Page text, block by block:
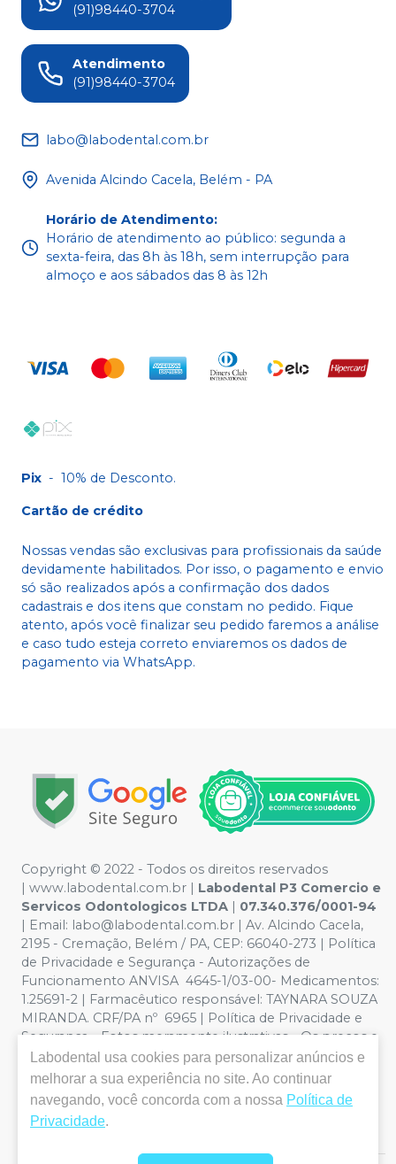
(91)98440-3704
Atendimento
(91)98440-3704
labo@labodental.com.br
Avenida Alcindo Cacela, Belém - PA
Horário de Atendimento:
Horário de atendimento ao público: segunda a
sexta-feira, das 8h às 18h, sem interrupção para
almoço e aos sábados das 8 às 12h
Pix - 10% de Desconto.
Cartão de crédito
Nossas vendas são exclusivas para profissionais da saúde
devidamente habilitados. Por isso, o pagamento e envio
só são realizados após a confirmação dos dados
cadastrais e dos itens que constam no pedido. Fique
atento, após você finalizar seu pedido faremos a análise
e caso tudo esteja correto enviaremos os dados de
pagamento via WhatsApp.
Copyright © 2022 - Todos os direitos reservados
| www.labodental.com.br | Labodental P3 Comercio e
Servicos Odontologicos LTDA | 07.340.376/0001-94
| Email: labo@labodental.com.br | Av. Alcindo Cacela,
2195 - Cremação, Belém / PA, CEP: 66040-273 | Política
de Privacidade e Segurança - Autorizações de
Funcionamento ANVISA 4645-1/03-00- Medicamentos:
1.25691-2 | Farmacêutico responsável: TAYNARA SOUZA
MIRANDA. CRF/PA nº 6965 | Política de Privacidade e
Segurança - Fotos meramente ilustrativas - Os preços e
condições da loja virtual estão sujeitos a alterações. Em
caso de divergência de preços no site, o valor válido é o
do Carrinho de Compra. Não vendemos por atacado,
por isso nos reservamos o direito de não atender
compras de grandes volumes pelo site.
Labodental usa cookies para personalizar anúncios e
melhorar a sua experiência no site. Ao continuar
navegando, você concorda com a nossa Política de
Privacidade.